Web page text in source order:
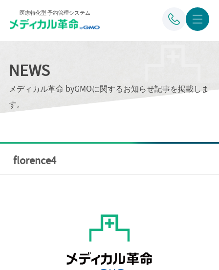
医療特化型 予約管理システム
NEWS
メディカル革命 byGMOに関するお知らせ記事を掲載しま
す。
florence4